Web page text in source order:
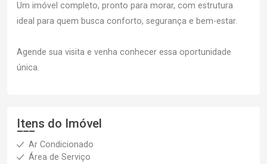
Um imóvel completo, pronto para morar, com estrutura
ideal para quem busca conforto, segurança e bem-estar.
Agende sua visita e venha conhecer essa oportunidade
única.
Itens do Imóvel
Ar Condicionado
Área de Serviço